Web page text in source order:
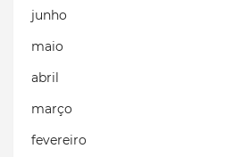
junho
maio
abril
março
fevereiro